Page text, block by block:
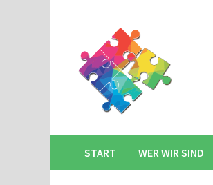
START WER WIR SIND